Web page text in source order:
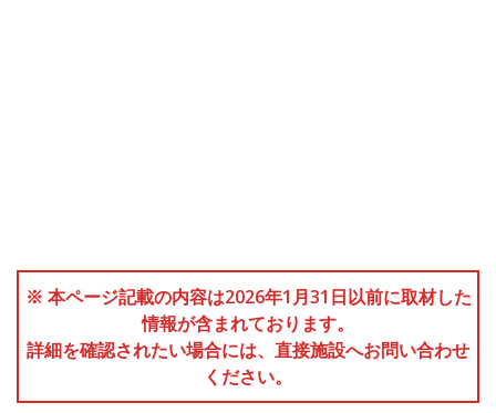
※ 本ページ記載の内容は2026年1月31日以前に取材した
情報が含まれております。
詳細を確認されたい場合には、直接施設へお問い合わせ
ください。